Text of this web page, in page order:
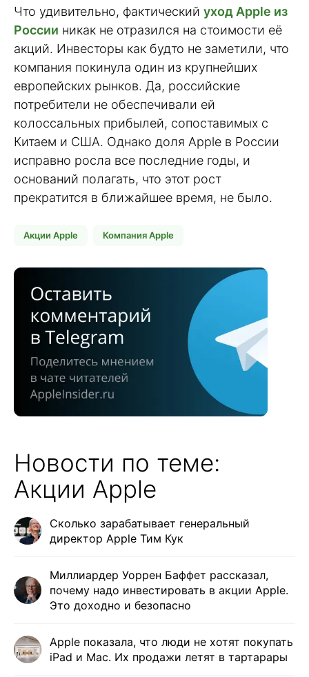
Что удивительно, фактический уход Apple из
России никак не отразился на стоимости её
акций. Инвесторы как будто не заметили, что
компания покинула один из крупнейших
европейских рынков. Да, российские
потребители не обеспечивали ей
колоссальных прибылей, сопоставимых с
Китаем и США. Однако доля Apple в России
исправно росла вcе последние годы, и
оснований полагать, что этот рост
прекратится в ближайшее время, не было.
Акции Apple Компания Apple
Новости по теме:
Акции Apple
Сколько зарабатывает генеральный
директор Apple Тим Кук
Миллиардер Уоррен Баффет рассказал,
почему надо инвестировать в акции Apple.
Это доходно и безопасно
Apple показала, что люди не хотят покупать
iPad и Mac. Их продажи летят в тартарары